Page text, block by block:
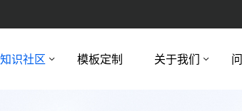
知识社区 模板定制 关于我们